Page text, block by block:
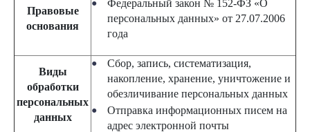
Правовые
основания
Федеральный закон № 152-ФЗ «О
персональных данных» от 27.07.2006
года
Виды
обработки
персональных
данных
Сбор, запись, систематизация,
накопление, хранение, уничтожение и
обезличивание персональных данных
Отправка информационных писем на
адрес электронной почты